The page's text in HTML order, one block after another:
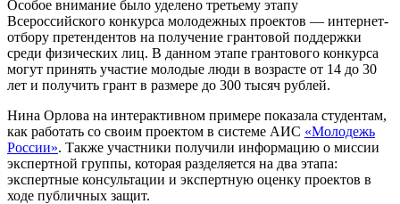
Особое внимание было уделено третьему этапу
Всероссийского конкурса молодежных проектов — интернет-
отбору претендентов на получение грантовой поддержки
среди физических лиц. В данном этапе грантового конкурса
могут принять участие молодые люди в возрасте от 14 до 30
лет и получить грант в размере до 300 тысяч рублей.
Нина Орлова на интерактивном примере показала студентам,
как работать со своим проектом в системе АИС «Молодежь
России». Также участники получили информацию о миссии
экспертной группы, которая разделяется на два этапа:
экспертные консультации и экспертную оценку проектов в
ходе публичных защит.